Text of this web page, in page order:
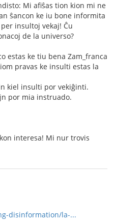
Mi afiŝas tion kion mi ne
ŝancon ke iu bone informita
insultoj vekaj! Ĉu
de la universo?
estas ke tiu bena Zam_franca
pravas ke insulti estas la
kiel insulti por vekiĝinti.
por mia instruado.
interesa! Mi nur trovis
disinformation/la-...